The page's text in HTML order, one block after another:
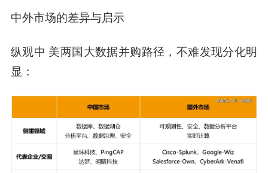
中外市场的差异与启示
纵观中 美两国大数据并购路径，不难发现分化明
显：